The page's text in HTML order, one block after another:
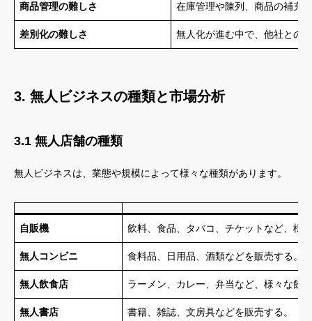
商品管理の難しさ 在庫管理や陳列、商品の補充
差別化の難しさ 無人化が進む中で、他社との
3. 無人ビジネスの種類と市場分析
3.1 無人店舗の種類
無人ビジネスは、業態や規模によって様々な種類があります。
自販機 飲料、食品、タバコ、チケットなど、様
無人コンビニ 食料品、日用品、酒類などを販売する。
無人飲食店 ラーメン、カレー、弁当など、様々な飲
無人書店 書籍、雑誌、文房具などを販売する。